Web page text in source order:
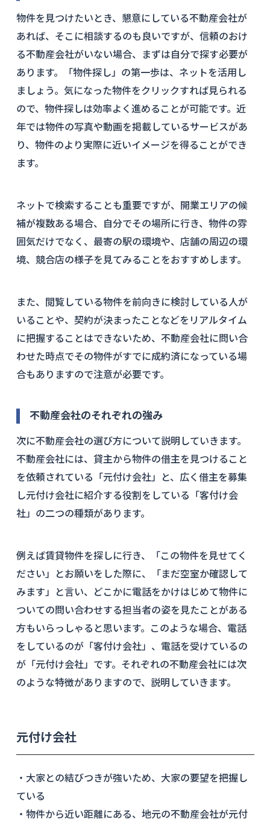
物件を見つけたいとき、懇意にしている不動産会社が
あれば、そこに相談するのも良いですが、信頼のおけ
る不動産会社がいない場合、まずは自分で探す必要が
あります。「物件探し」の第一歩は、ネットを活用し
ましょう。気になった物件をクリックすれば見られる
ので、物件探しは効率よく進めることが可能です。近
年では物件の写真や動画を掲載しているサービスがあ
り、物件のより実際に近いイメージを得ることができ
ます。
ネットで検索することも重要ですが、開業エリアの候
補が複数ある場合、自分でその場所に行き、物件の雰
囲気だけでなく、最寄の駅の環境や、店舗の周辺の環
境、競合店の様子を見てみることをおすすめします。
また、閲覧している物件を前向きに検討している人が
いることや、契約が決まったことなどをリアルタイム
に把握することはできないため、不動産会社に問い合
わせた時点でその物件がすでに成約済になっている場
合もありますので注意が必要です。
不動産会社のそれぞれの強み
次に不動産会社の選び方について説明していきます。
不動産会社には、貸主から物件の借主を見つけること
を依頼されている「元付け会社」と、広く借主を募集
し元付け会社に紹介する役割をしている「客付け会
社」の二つの種類があります。
例えば賃貸物件を探しに行き、「この物件を見せてく
ださい」とお願いをした際に、「まだ空室か確認して
みます」と言い、どこかに電話をかけはじめて物件に
ついての問い合わせする担当者の姿を見たことがある
方もいらっしゃると思います。このような場合、電話
をしているのが「客付け会社」、電話を受けているの
が「元付け会社」です。それぞれの不動産会社には次
のような特徴がありますので、説明していきます。
元付け会社
・大家との結びつきが強いため、大家の要望を把握し
ている
・物件から近い距離にある、地元の不動産会社が元付